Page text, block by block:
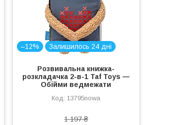
–12% Залишилось 24 дні
Розвивальна книжка-
розкладачка 2-в-1 Taf Toys —
Обійми ведмежати
13795nowa
1 197 ₴